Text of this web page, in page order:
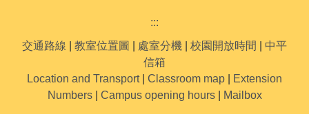
:::
交通路線
教室位置圖 處室分機 校園開放時間
中平
信箱
Location and Transport| Classroom map
Extension
Numbers| Campus opening hours| Mailbox